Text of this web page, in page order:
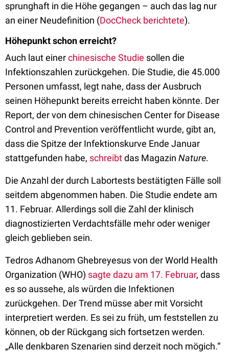
sprunghaft in die Höhe gegangen – auch das lag nur
an einer Neudefinition (DocCheck berichtete).
Höhepunkt schon erreicht?
Auch laut einerchinesische Studie sollen die
Infektionszahlen zurückgehen. Die Studie, die 45.000
Personen umfasst, legt nahe, dass der Ausbruch
seinen Höhepunkt bereits erreicht haben könnte. Der
Report, der von dem chinesischen Center for Disease
Control and Prevention veröffentlicht wurde, gibt an,
dass die Spitze der Infektionskurve Ende Januar
stattgefunden habe, schreibtdas Magazin Nature.
Die Anzahl der durch Labortests bestätigten Fälle soll
seitdem abgenommen haben. Die Studie endete am
11. Februar. Allerdings soll die Zahl der klinisch
diagnostizierten Verdachtsfälle mehr oder weniger
gleich geblieben sein.
Tedros Adhanom Ghebreyesus von der World Health
Organization (WHO) sagte dazu am 17. Februar, dass
es so aussehe, als würden die Infektionen
zurückgehen. Der Trend müsse aber mit Vorsicht
interpretiert werden. Es sei zu früh, um feststellen zu
können, ob der Rückgang sich fortsetzen werden.
„Alle denkbaren Szenarien sind derzeit noch mögich.“